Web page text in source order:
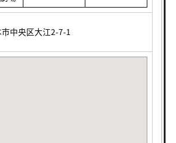
中央区大江2-7-1